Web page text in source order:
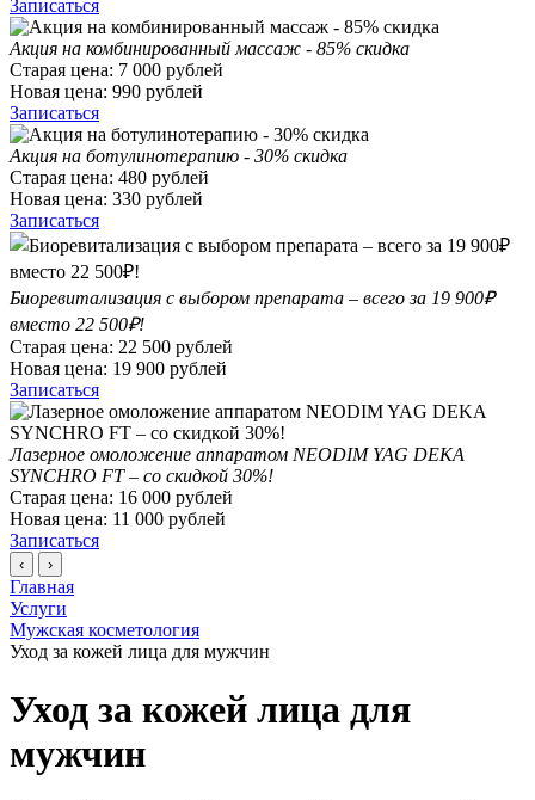
Записаться
Акция на комбинированный массаж - 85% скидка
Старая цена: 7 000 рублей
Новая цена: 990 рублей
Записаться
Акция на ботулинотерапию - 30% скидка
Старая цена: 480 рублей
Новая цена: 330 рублей
Записаться
Биоревитализация с выбором препарата – всего за 19 900₽
вместо 22 500₽!
Старая цена: 22 500 рублей
Новая цена: 19 900 рублей
Записаться
Лазерное омоложение аппаратом NEODIM YAG DEKA
SYNCHRO FT – со скидкой 30%!
Старая цена: 16 000 рублей
Новая цена: 11 000 рублей
Записаться
‹ ›
Главная
Услуги
Мужская косметология
Уход за кожей лица для мужчин
Уход за кожей лица для
мужчин